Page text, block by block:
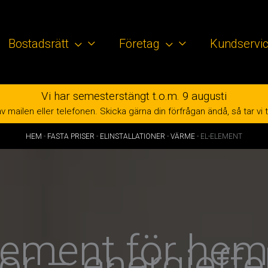
Bostadsrätt Företag
Vi har semesterstängt t.o.m. 9 augusti
mailen eller telefonen. Skicka gärna din förfrågan ändå, så tar vi
HEM - FASTA PRISER - ELINSTALLATIONER - VÄRME - EL-ELEMENT
för